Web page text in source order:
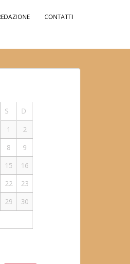
CONTATTI
S
D
1
2
8
9
15
16
22
23
29
30